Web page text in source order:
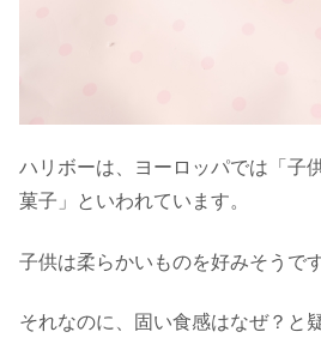
ハリボーは、ヨーロッパでは「子
菓子」といわれています。
子供は柔らかいものを好みそうで
それなのに、固い食感はなぜ？と